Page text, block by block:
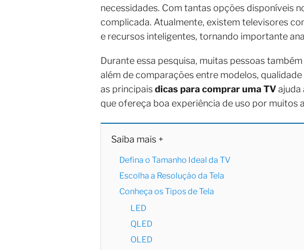
necessidades. Com tantas opções disponíveis
complicada. Atualmente, existem televisores
e recursos inteligentes, tornando importante
Durante essa pesquisa, muitas pessoas
além de comparações entre modelos,
as principaisdicas para comprar uma TVajuda
que ofereça boa experiência de uso por muitos
Saiba mais +
Defina o Tamanho Ideal da TV
Escolha a Resolução da Tela
Conheça os Tipos de Tela
LED
QLED
OLED